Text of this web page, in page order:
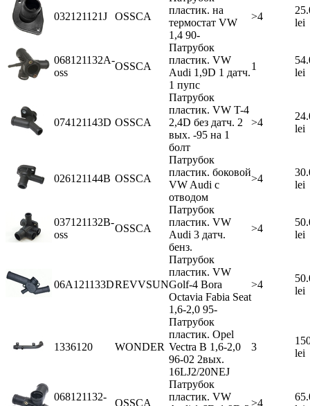
032121121J OSSCA
пластик. на
термостат VW
1,4 90-
>4
lei
068121132A-
oss
OSSCA
Патрубок
пластик. VW
Audi 1,9D 1 датч.
1 пупс
1
lei
074121143D OSSCA
Патрубок
пластик. VW T-4
2,4D без датч. 2
вых. -95 на 1
болт
>4
lei
026121144B OSSCA
Патрубок
пластик. боковой
VW Audi с
отводом
>4
lei
037121132B-
oss
OSSCA
Патрубок
пластик. VW
Audi 3 датч.
бенз.
>4
lei
06A121133DREVVSUN
Патрубок
пластик. VW
Golf-4 Bora
Octavia Fabia Seat
1,6-2,0 95-
>4
lei
1336120 WONDER
Патрубок
пластик. Opel
Vectra B 1,6-2,0
96-02 2вых.
16LJ2/20NEJ
3
lei
068121132-
OSSCA
Патрубок
пластик. VW
>4